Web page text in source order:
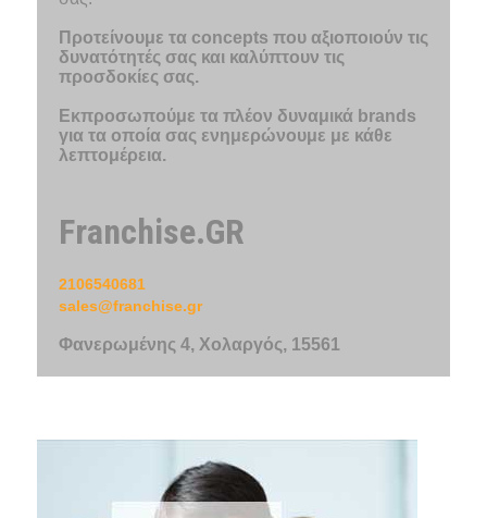
Προτείνουμε τα concepts που αξιοποιούν τις
δυνατότητές σας και καλύπτουν τις
προσδοκίες σας.
Εκπροσωπούμε τα πλέον δυναμικά brands
για τα οποία σας ενημερώνουμε με κάθε
λεπτομέρεια.
Franchise.GR
2106540681
sales@franchise.gr
Φανερωμένης 4, Χολαργός, 15561